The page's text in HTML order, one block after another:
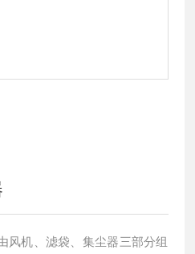
风机、滤袋、集尘器三部分组